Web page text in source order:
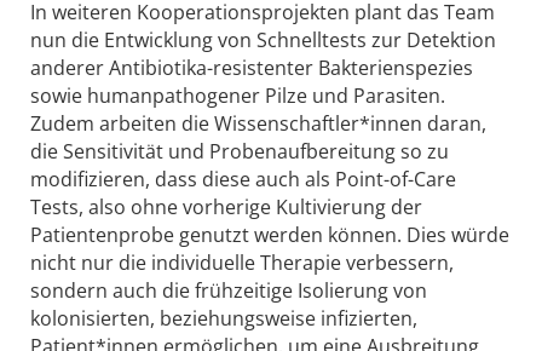
In weiteren Kooperationsprojekten plant das Team
nun die Entwicklung von Schnelltests zur Detektion
anderer Antibiotika-resistenter Bakterienspezies
sowie humanpathogener Pilze und Parasiten.
Zudem arbeiten die Wissenschaftler*innen daran,
die Sensitivität und Probenaufbereitung so zu
modifizieren, dass diese auch als Point-of-Care
Tests, also ohne vorherige Kultivierung der
Patientenprobe genutzt werden können. Dies würde
nicht nur die individuelle Therapie verbessern,
sondern auch die frühzeitige Isolierung von
kolonisierten, beziehungsweise infizierten,